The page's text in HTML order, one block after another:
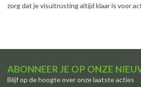
zorg dat je visuitrusting altijd klaar is voor
ABONNEER JE OP ONZE
Blijf op de hoogte over onze laatste acties